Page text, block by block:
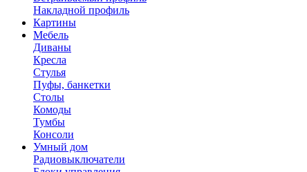
Накладной профиль
Картины
Мебель
Диваны
Кресла
Стулья
Пуфы, банкетки
Столы
Комоды
Тумбы
Консоли
Умный дом
Радиовыключатели